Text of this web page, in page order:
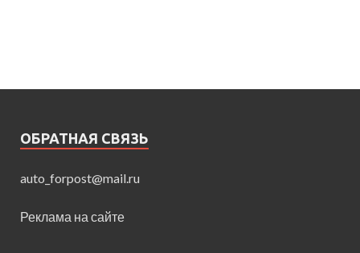
ОБРАТНАЯ СВЯЗЬ
auto_forpost@mail.ru
Реклама на сайте